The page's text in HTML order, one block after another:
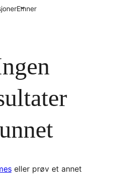
Emner
eller prøv et annet